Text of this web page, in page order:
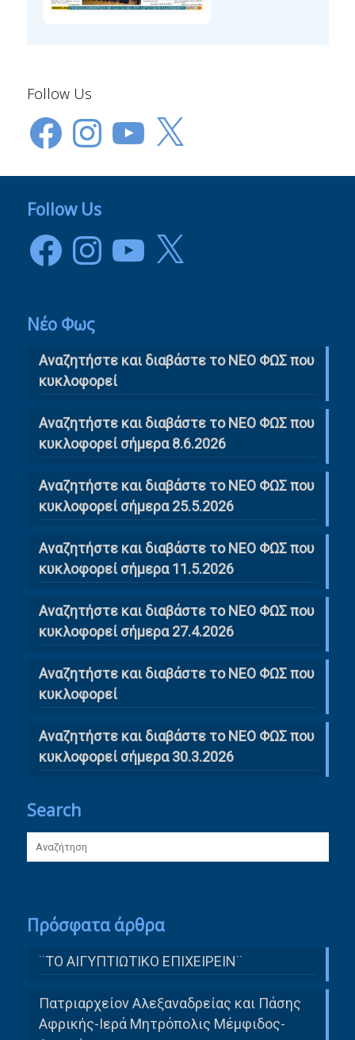
Follow Us
FacebookInstagramYouTube
X
Follow Us
FacebookInstagramYouTube
X
Νέο Φως
Αναζητήστε και διαβάστε το NΕΟ ΦΩΣ που
κυκλοφορεί
Αναζητήστε και διαβάστε το ΝΕΟ ΦΩΣ που
κυκλοφορεί σήμερα 8.6.2026
Αναζητήστε και διαβάστε το ΝΕΟ ΦΩΣ που
κυκλοφορεί σήμερα 25.5.2026
Αναζητήστε και διαβάστε το ΝΕΟ ΦΩΣ που
κυκλοφορεί σήμερα 11.5.2026
Αναζητήστε και διαβάστε το ΝΕΟ ΦΩΣ που
κυκλοφορεί σήμερα 27.4.2026
Αναζητήστε και διαβάστε το ΝΕΟ ΦΩΣ που
κυκλοφορεί
Αναζητήστε και διαβάστε το ΝΕΟ ΦΩΣ που
κυκλοφορεί σήμερα 30.3.2026
Search
Πρόσφατα άρθρα
¨ΤΟ ΑΙΓΥΠΤΙΩΤΙΚΟ ΕΠΙΧΕΙΡΕΙΝ¨
Πατριαρχείον Αλεξαναδρείας και Πάσης
Αφρικής-Ιερά Μητρόπολις Μέμφιδος-